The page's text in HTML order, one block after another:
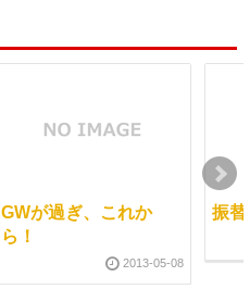
GWが過ぎ、これか
ら！
2013-05-08
振